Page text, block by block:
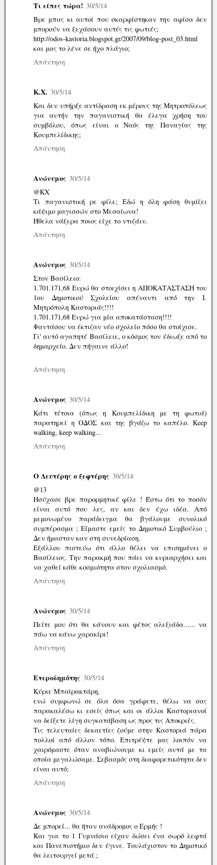
Τι είπες τώρα! 30/5/14
Βρε μπας κι αυτοί που σκαρφίστηκαν την αφίσα δεν
μπορούν να ξεχάσουν αυτές τις φωτιές;
http://odos-kastoria.blogspot.gr/2007/09/blog-post_03.html
και μας το λένε σε ήχο πλάγιο;
Απάντηση
Κ.Χ. 30/5/14
Και δεν υπήρξε αντίδραση εκ μέρους της Μητροπόλεως
για αυτήν την παγανιστική θα έλεγα χρήση του
συμβόλου, όπως είναι ο Ναός της Παναγίας της
Κουμπελίδικης;
Απάντηση
Ανώνυμος 30/5/14
@KX
Τι παγανιστική ρε φίλε; Εδώ η όλη φάση θυμίζει
κάψιμο μαγισσών στο Μεσαίωνα!
Ήθελα νάξερα ποιος είχε το ντιζάιν.
Απάντηση
Ανώνυμος 30/5/14
Στον Βασίλειο:
1.701.171,68 Ευρώ θα στοιχίσει η ΑΠΟΚΑΤΑΣΤΑΣΗ του
1ου Δημοτικού Σχολείου απέναντι από την Ι.
Μητρόπολη Καστοριάς!!!!
1.701.171,68 Ευρώ για μία αποκατάσταση!!!!
Φαντάσου να έκτιζαν νέο σχολείο πόσο θα στοίχισε.
Γι' αυτό αγαπητέ Βασίλειε, ο κόσμος τον έδιωξε από το
δημαρχείο. Δεν πήγαινε άλλο!
Απάντηση
Ανώνυμος 30/5/14
Κάτι τέτοια (όπως η Κουμπελίδικη με τη φωτιά)
παρατηρεί η ΟΔΟΣ και της βγάζω το καπέλο. Keep
walking, keep walking...
Απάντηση
Ο Λευτέρης ο ξεφτέρης 30/5/14
@13
Ησύχασε βρε παρορμητικέ φίλε ! Έστω ότι το ποσόν
είναι αυτό που λες, αν και δεν έχω ιδέα. Από
μεμονωμένο παράδειγμα θα βγάλουμε συνολικό
συμπέρασμα ; Είμαστε εμείς το Δημοτικό Συμβούλιο ;
Δεν ήμασταν καν στη συνεδρίαση.
Εξάλλου πιστεύω ότι άλλο θέλει να επισημάνει ο
Βασίλειος. Την παρακμή που πάει να κυριαρχήσει και
να χαθεί κάθε κοσμιότητα στον σχολιασμό.
Απάντηση
Ανώνυμος 30/5/14
Πείτε μου ότι θα κάνουν και φέτος αλεξιάδα...... να
πάω να κάνω χαρακίρι!
Απάντηση
Ετεροδημότης 30/5/14
Κύριε Μπαϊρακτάρη,
ενώ συμφωνώ σε όλα όσα γράφετε, θέλω να σας
παρακαλέσω κι εσείς όπως και οι άλλοι Καστοριανοί
να δείξετε λίγη συγκατάβαση ως προς τις Αποκριές.
Τις τελευταίες δεκαετίες ζούμε στην Καστοριά πάρα
πολλοί από άλλον τόπο. Επιτρέψτε μας λοιπόν να
χαιρόμαστε όταν αναβιώνουμε κι εμείς αυτά με τα
οποία μεγαλώσαμε. Σεβασμός στη διαφορετικότητα δεν
είναι αυτό;
Απάντηση
Ανώνυμος 30/5/14
Δε μπορεί... θα ήταν ανάδρομος ο Ερμής !
Και για το 1 Γυμνάσιο είχαν δώσει ένα σωρό λεφτά
και Πανεπιστήμιο δεν έγινε. Τουλάχιστον το Δημοτικό
θα λειτουργεί μετά ;